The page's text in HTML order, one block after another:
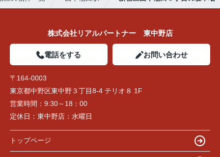
株式会社リアルパートナー 東中野店
電話をする お問い合わせ
〒164-0003
東京都中野区東中野３丁目8-4 テリオ８ 1F
営業時間： 9:30～18：00
定休日： 東中野店：水曜日
トップページ